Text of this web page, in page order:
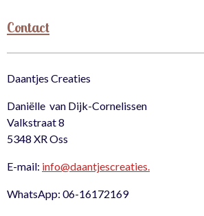
Contact
Daantjes Creaties
Daniëlle van Dijk-Cornelissen
Valkstraat 8
5348 XR Oss
E-mail: info@daantjescreaties.
WhatsApp: 06-16172169